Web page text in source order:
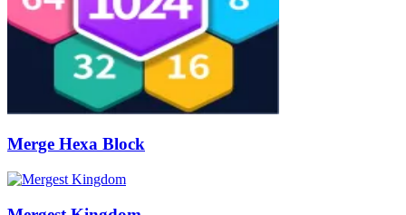
Merge Hexa Block